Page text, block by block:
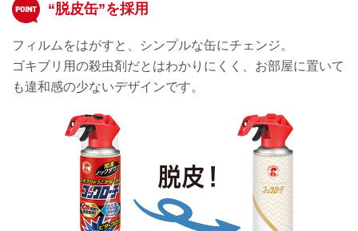
“脱皮缶”を採用
フィルムをはがすと、シンプルな缶にチェンジ。
ゴキブリ用の殺虫剤だとはわかりにくく、お部屋に置いて
も違和感の少ないデザインです。